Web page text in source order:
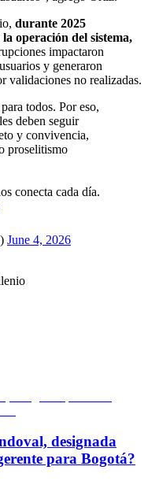
durante 2025
operación del sistema,
impactaron
y generaron
validaciones no realizadas.
todos. Por eso,
deben seguir
y convivencia,
proselitismo
conecta cada día.
June 4, 2026
designada
para Bogotá?